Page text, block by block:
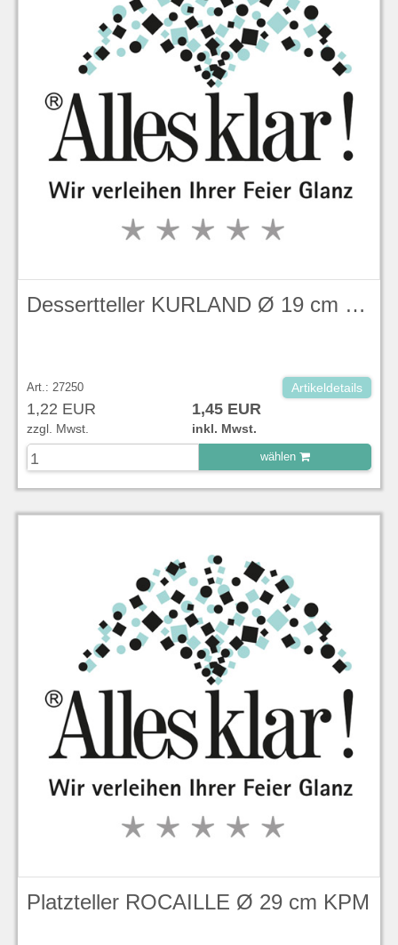
Dessertteller KURLAND Ø 19 cm KPM
Art.: 27250 Artikeldetails
1,22 EUR 1,45 EUR
zzgl. Mwst. inkl. Mwst.
wählen
zu Warenkorb hinzugefügt.
Platzteller ROCAILLE Ø 29 cm KPM